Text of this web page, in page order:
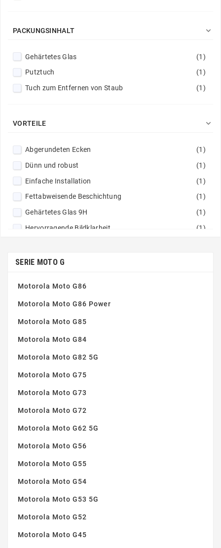
PACKUNGSINHALT 
Gehärtetes Glas
(1)
Putztuch
(1)
Tuch zum Entfernen von Staub
(1)
VORTEILE 
Abgerundeten Ecken
(1)
Dünn und robust
(1)
Einfache Installation
(1)
Fettabweisende Beschichtung
(1)
Gehärtetes Glas 9H
(1)
Hervorragende Bildklarheit
(1)
Perfekte Haftung
SERIE MOTO G
Motorola Moto G86
Motorola Moto G86 Power
Motorola Moto G85
Motorola Moto G84
Motorola Moto G82 5G
Motorola Moto G75
Motorola Moto G73
Motorola Moto G72
Motorola Moto G62 5G
Motorola Moto G56
Motorola Moto G55
Motorola Moto G54
Motorola Moto G53 5G
Motorola Moto G52
Motorola Moto G45